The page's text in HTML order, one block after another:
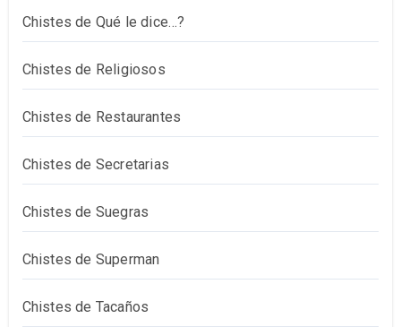
Chistes de Qué le dice…?
Chistes de Religiosos
Chistes de Restaurantes
Chistes de Secretarias
Chistes de Suegras
Chistes de Superman
Chistes de Tacaños